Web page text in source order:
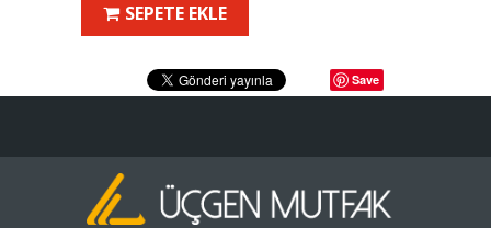
SEPETE EKLE
Save